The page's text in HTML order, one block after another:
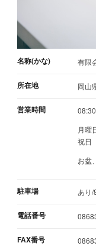
名称(かな) 有限
所在地 岡山
営業時間
月曜
祝日
お盆
駐車場 あり/
電話番号
FAX番号